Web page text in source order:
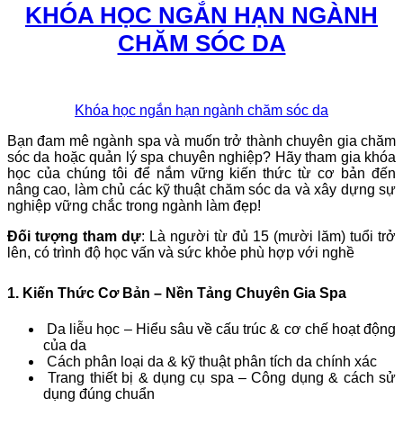
KHÓA HỌC NGẮN HẠN NGÀNH
CHĂM SÓC DA
Khóa học ngắn hạn ngành chăm sóc da
Bạn đam mê ngành spa và muốn trở thành chuyên gia chăm
sóc da hoặc quản lý spa chuyên nghiệp? Hãy tham gia khóa
học của chúng tôi để nắm vững kiến thức từ cơ bản đến
nâng cao, làm chủ các kỹ thuật chăm sóc da và xây dựng sự
nghiệp vững chắc trong ngành làm đẹp!
Đối tượng tham dự: Là người từ đủ 15 (mười lăm) tuổi trở
lên, có trình độ học vấn và sức khỏe phù hợp với nghề
1. Kiến Thức Cơ Bản – Nền Tảng Chuyên Gia Spa
Da liễu học – Hiểu sâu về cấu trúc & cơ chế hoạt động
của da
Cách phân loại da & kỹ thuật phân tích da chính xác
Trang thiết bị & dụng cụ spa – Công dụng & cách sử
dụng đúng chuẩn